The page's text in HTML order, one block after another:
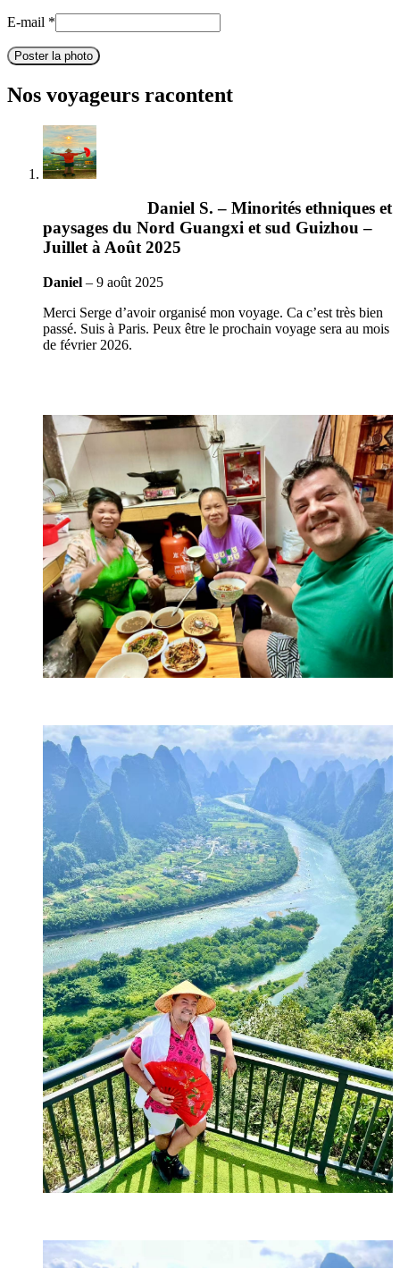
E-mail *
Poster la photo
Nos voyageurs racontent
Daniel S. – Minorités ethniques et
paysages du Nord Guangxi et sud Guizhou –
Juillet à Août 2025
Daniel – 9 août 2025
Merci Serge d’avoir organisé mon voyage. Ca c’est très bien
passé. Suis à Paris. Peux être le prochain voyage sera au mois
de février 2026.